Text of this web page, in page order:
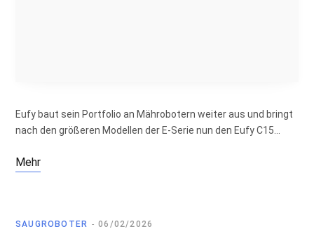
Eufy baut sein Portfolio an Mährobotern weiter aus und bringt
nach den größeren Modellen der E-Serie nun den Eufy C15…
Mehr
SAUGROBOTER 06/02/2026